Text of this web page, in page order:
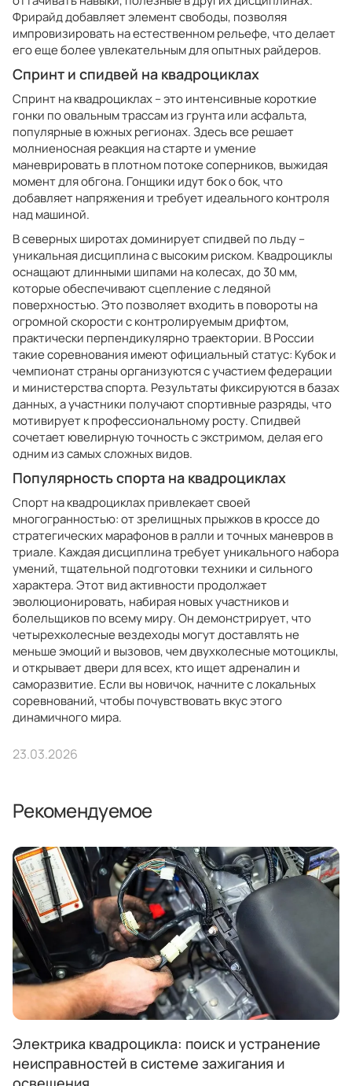
Фрирайд добавляет элемент свободы, позволяя
импровизировать на естественном рельефе, что делает
его еще более увлекательным для опытных райдеров.
Спринт и спидвей на квадроциклах
Спринт на квадроциклах – это интенсивные короткие
гонки по овальным трассам из грунта или асфальта,
популярные в южных регионах. Здесь все решает
молниеносная реакция на старте и умение
маневрировать в плотном потоке соперников, выжидая
момент для обгона. Гонщики идут бок о бок, что
добавляет напряжения и требует идеального контроля
над машиной.
В северных широтах доминирует спидвей по льду –
уникальная дисциплина с высоким риском. Квадроциклы
оснащают длинными шипами на колесах, до 30 мм,
которые обеспечивают сцепление с ледяной
поверхностью. Это позволяет входить в повороты на
огромной скорости с контролируемым дрифтом,
практически перпендикулярно траектории. В России
такие соревнования имеют официальный статус: Кубок и
чемпионат страны организуются с участием федерации
и министерства спорта. Результаты фиксируются в базах
данных, а участники получают спортивные разряды, что
мотивирует к профессиональному росту. Спидвей
сочетает ювелирную точность с экстримом, делая его
одним из самых сложных видов.
Популярность спорта на квадроциклах
Спорт на квадроциклах привлекает своей
многогранностью: от зрелищных прыжков в кроссе до
стратегических марафонов в ралли и точных маневров в
триале. Каждая дисциплина требует уникального набора
умений, тщательной подготовки техники и сильного
характера. Этот вид активности продолжает
эволюционировать, набирая новых участников и
болельщиков по всему миру. Он демонстрирует, что
четырехколесные вездеходы могут доставлять не
меньше эмоций и вызовов, чем двухколесные мотоциклы,
и открывает двери для всех, кто ищет адреналин и
саморазвитие. Если вы новичок, начните с локальных
соревнований, чтобы почувствовать вкус этого
динамичного мира.
23.03.2026
Рекомендуемое
Электрика квадроцикла: поиск и устранение
неисправностей в системе зажигания и